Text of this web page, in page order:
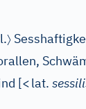
〉
[<lat.